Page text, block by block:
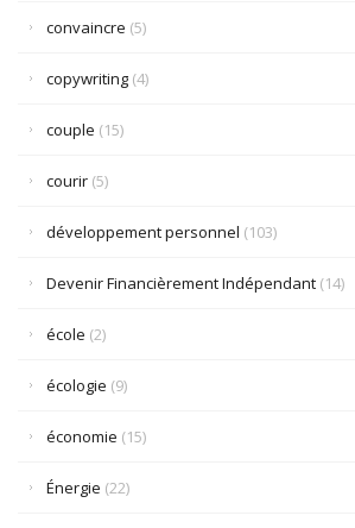
convaincre (5)
copywriting (4)
couple (15)
courir (5)
développement personnel (103)
Devenir Financièrement Indépendant (14)
école (2)
écologie (9)
économie (15)
Énergie (22)